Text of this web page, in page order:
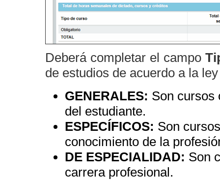
Deberá completar el campo
de estudios de acuerdo a la
GENERALES: Son cursos
del estudiante.
ESPECÍFICOS: Son
conocimiento de la
DE ESPECIALIDAD: Son
carrera profesional.